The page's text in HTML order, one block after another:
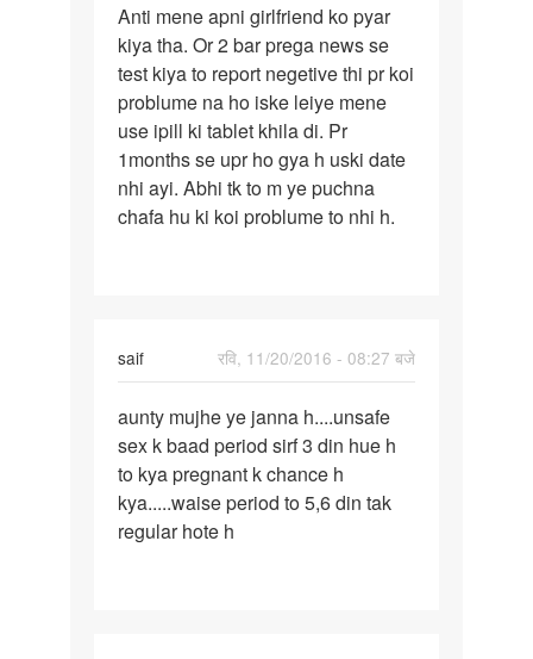
Anti
mene
apni
girlfriend
ko
Anti mene apni girlfriend ko pyar
kiya tha. Or 2 bar prega news se
test kiya to report negetive thi pr koi
problume na ho iske leiye mene
use ipill ki tablet khila di. Pr
1months se upr ho gya h uski date
nhi ayi. Abhi tk to m ye puchna
chafa hu ki koi problume to nhi h.
saif
रवि, 11/20/2016 - 08:27 बजे
aunty
mujhe
ye
janna
h...
aunty mujhe ye janna h....unsafe
sex k baad period sirf 3 din hue h
to kya pregnant k chance h
kya.....waise period to 5,6 din tak
regular hote h